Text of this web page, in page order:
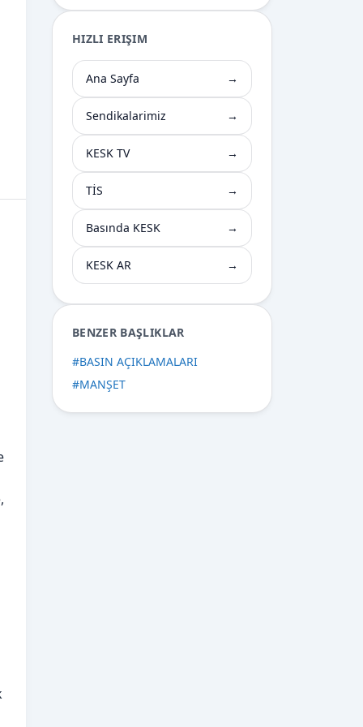
HIZLI ERIŞIM
Ana Sayfa →
Sendikalarimiz →
KESK TV →
TİS →
Basında KESK →
KESK AR →
BENZER BAŞLIKLAR
#BASIN AÇIKLAMALARI
#MANŞET